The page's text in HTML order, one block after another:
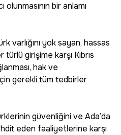
bir anlamı
varlığını yok sayan, hassas
girişime karşı Kıbrıs
hak ve
gerekli tüm tedbirler
güvenliğini ve Ada’da
eden faaliyetlerine karşı